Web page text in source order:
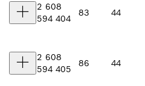
2 608
594 404
83 44
2 608
594 405
86 44